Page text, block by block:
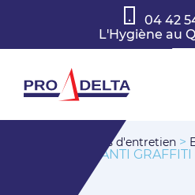
04 42
L'Hygiène au
Produits d'entretien >
> ANTI GRAFFITI